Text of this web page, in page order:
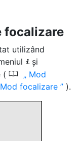
focalizare
utilizând
i și
( 0
Mod
Mod focalizare ).